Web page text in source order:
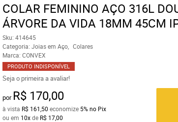
COLAR FEMININO AÇO 316L
ÁRVORE DA VIDA 18MM 45CM
Sku: 414645
Categoria: Joias em Aço
Colares
Marca: CONVEX
PRODUTO INDISPONÍVEL
Seja o primeira a avaliar!
por R$ 170,00
à vista R$ 161,50 economize 5% no Pix
ou em 10xde R$ 17,00